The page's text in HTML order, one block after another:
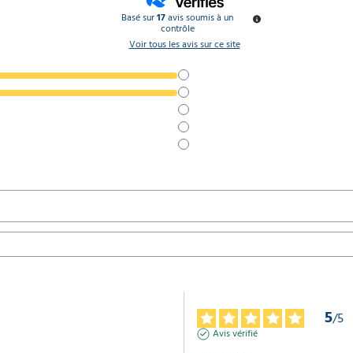
Basé sur17avis soumis à un
contrôle
Voir tous les avis sur ce site
5/5
Avis vérifié